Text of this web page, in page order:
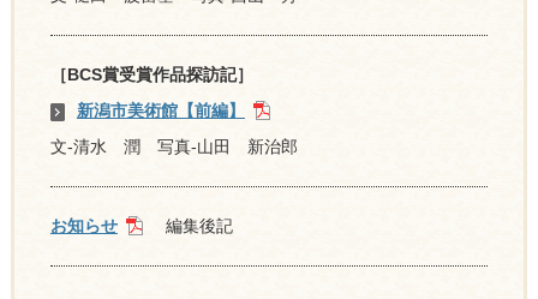
［BCS賞受賞作品探訪記］
新潟市美術館【前編】
文-清水 潤 写真-山田 新治郎
お知らせ 編集後記